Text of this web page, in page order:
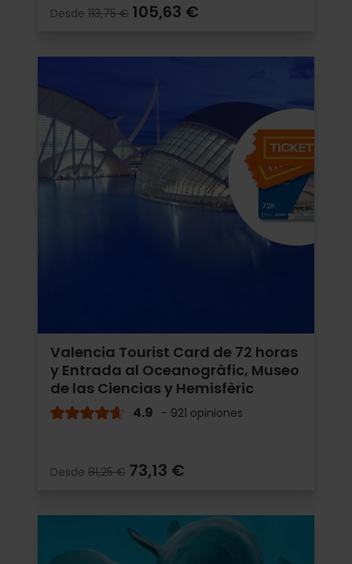
Desde 113,75 € 105,63 €
Valencia Tourist Card de 72 horas
y Entrada al Oceanogràfic, Museo
de las Ciencias y Hemisfèric
4.9 - 921 opiniones
Desde 81,25 € 73,13 €